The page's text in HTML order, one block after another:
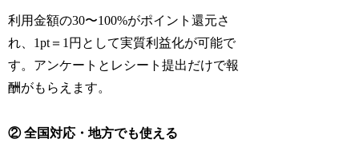
利用金額の30〜100%がポイント還元さ
れ、1pt＝1円として実質利益化が可能で
す。アンケートとレシート提出だけで報
酬がもらえます。
② 全国対応・地方でも使える